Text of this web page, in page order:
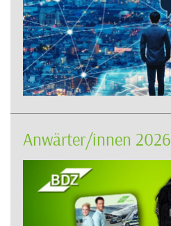
Anwärter/innen 2026